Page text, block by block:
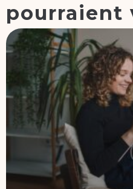
pourraient